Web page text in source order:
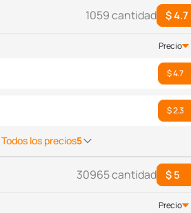
1059 cantidad $ 4.7
Precio
$ 4.7
$ 2.3
Todos los precios5
30965 cantidad $ 5
Precio